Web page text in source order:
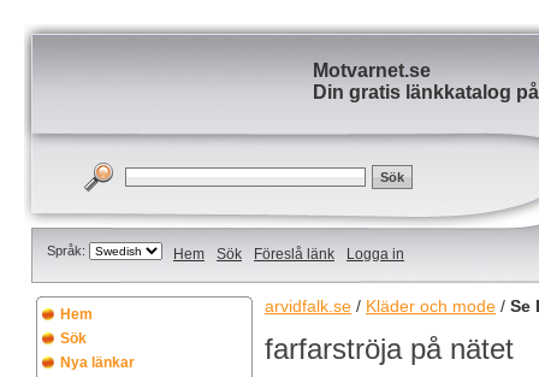
Motvarnet.se
Din gratis länkkatalog
Språk: Hem Sök Föreslå länk Logga in
Hem
Sök
Nya länkar
arvidfalk.se / Kläder och mode / Se
farfarströja på nätet